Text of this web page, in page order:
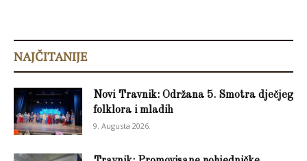
NAJČITANIJE
Novi Travnik: Održana 5. Smotra dječjeg
folklora i mladih
9. Augusta 2026.